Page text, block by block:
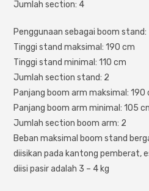
Jumlah section: 4
Penggunaan sebagai boom stand:
Tinggi stand maksimal: 190 cm
Tinggi stand minimal: 110 cm
Jumlah section stand: 2
Panjang boom arm maksimal: 190
Panjang boom arm minimal: 105
Jumlah section boom arm: 2
Beban maksimal boom stand
diisikan pada kantong pemberat,
diisi pasir adalah 3 – 4 kg